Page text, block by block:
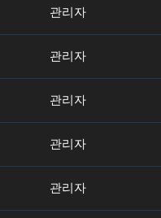
관리자
관리자
관리자
관리자
관리자